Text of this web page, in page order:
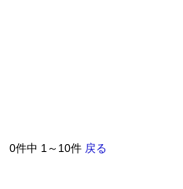
0件中 1～10件 戻る